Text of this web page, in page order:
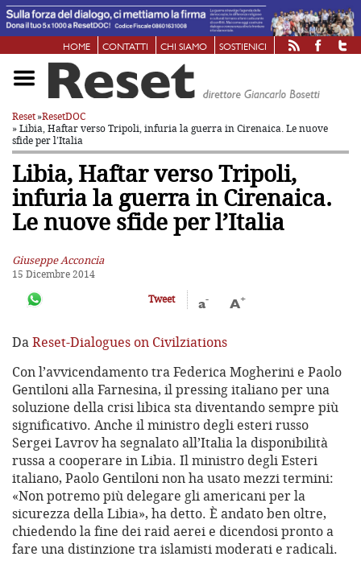
HOME CONTATTI CHI SIAMO SOSTIENICI
Reset»ResetDOC
» Libia, Haftar verso Tripoli, infuria la guerra in Cirenaica. Le nuove
sfide per l’Italia
Libia, Haftar verso Tripoli,
infuria la guerra in Cirenaica.
Le nuove sfide per l’Italia
Giuseppe Acconcia
15 Dicembre 2014
Tweet
a- A+
DaReset-Dialogues on Civilziations
Con l’avvicendamento tra Federica Mogherini e Paolo
Gentiloni alla Farnesina, il pressing italiano per una
soluzione della crisi libica sta diventando sempre più
significativo. Anche il ministro degli esteri russo
Sergei Lavrov ha segnalato all’Italia la disponibilità
russa a cooperare in Libia. Il ministro degli Esteri
italiano, Paolo Gentiloni non ha usato mezzi termini:
«Non potremo più delegare gli americani per la
sicurezza della Libia», ha detto. È andato ben oltre,
chiedendo la fine dei raid aerei e dicendosi pronto a
fare una distinzione tra islamisti moderati e radicali.